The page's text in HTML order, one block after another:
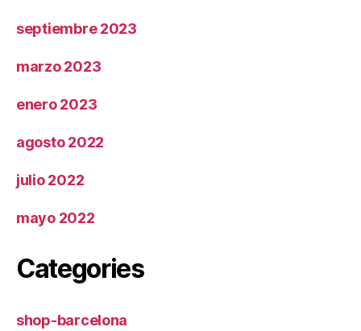
septiembre 2023
marzo 2023
enero 2023
agosto 2022
julio 2022
mayo 2022
Categories
shop-barcelona